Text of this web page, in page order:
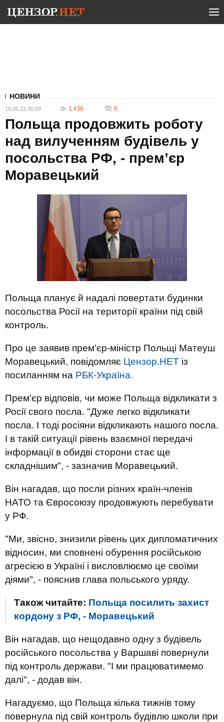
НОВИНИ
16.05.23 00:59 1 436 6
Польща продовжить роботу
над вилученням будівель у
посольства РФ, - прем’єр
Моравецький
Польща планує й надалі повертати будинки
посольства Росії на території країни під свій
контроль.
Про це заявив прем'єр-міністр Польщі Матеуш
Моравецький, повідомляє Цензор.НЕТ із
посиланням на РБК-Україна.
Прем'єр відповів, чи може Польща відкликати з
Росії свого посла. "Дуже легко відкликати
посла. І тоді росіяни відкликають нашого посла.
І в такій ситуації рівень взаємної передачі
інформації в обидві сторони стає ще
складнішим", - зазначив Моравецький.
Він нагадав, що посли різних країн-членів
НАТО та Євросоюзу продовжують перебувати
у РФ.
"Ми, звісно, знизили рівень цих дипломатичних
відносин, ми сповнені обурення російською
агресією в Україні і висловлюємо це своїми
діями", - пояснив глава польського уряду.
Також читайте: Польща посилить захист
кордону з РФ, - Моравецький
Він нагадав, що нещодавно одну з будівель
російського посольства у Варшаві повернули
під контроль держави. "І ми працюватимемо
далі", - додав він.
Нагадуємо, що Польща кілька тижнів тому
повернула під свій контроль будівлю школи при